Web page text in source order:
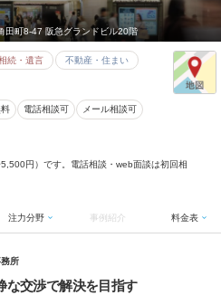
田町8-47 阪急グランドビル20階
続・遺言 不動産・住まい
電話相談可 メール相談可
円）です。電話相談・web面談は初回相
注力分野 事例紹介 料金表
所
な交渉で解決を目指す